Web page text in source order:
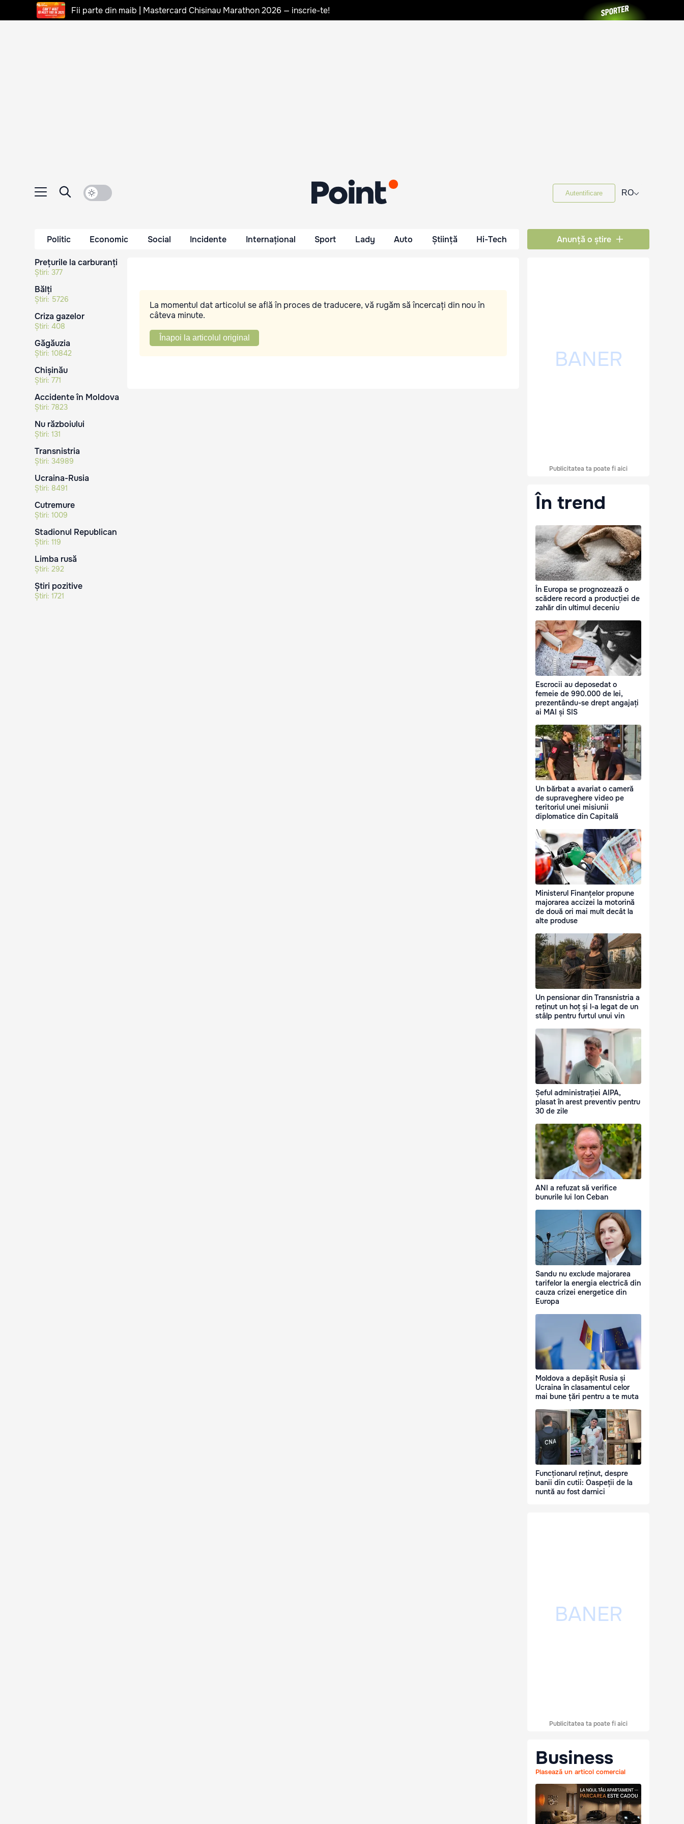
Fii parte din maib | Mastercard Chisinau Marathon 2026 — inscrie-te!
Autentificare RO⌵
Politic Economic Social Incidente Internațional Sport Lady Auto Știință Hi-Tech Anunță o știre
Prețurile la carburanți
Știri: 377
Bălți
Știri: 5726
Criza gazelor
Știri: 408
Găgăuzia
Știri: 10842
Chișinău
Știri: 771
Accidente în Moldova
Știri: 7823
Nu războiului
Știri: 131
Transnistria
Știri: 34989
Ucraina-Rusia
Știri: 8491
Cutremure
Știri: 1009
Stadionul Republican
Știri: 119
Limba rusă
Știri: 292
Știri pozitive
Știri: 1721
La momentul dat articolul se află în proces de traducere, vă rugăm să încercați din nou în
câteva minute.
Înapoi la articolul original
Publicitatea ta poate fi aici
În trend
În Europa se prognozează o
scădere record a producției de
zahăr din ultimul deceniu
Escrocii au deposedat o
femeie de 990.000 de lei,
prezentându-se drept angajați
ai MAI și SIS
Un bărbat a avariat o cameră
de supraveghere video pe
teritoriul unei misiunii
diplomatice din Capitală
Ministerul Finanțelor propune
majorarea accizei la motorină
de două ori mai mult decât la
alte produse
Un pensionar din Transnistria a
reținut un hoț și l-a legat de un
stâlp pentru furtul unui vin
Șeful administrației AIPA,
plasat în arest preventiv pentru
30 de zile
ANI a refuzat să verifice
bunurile lui Ion Ceban
Sandu nu exclude majorarea
tarifelor la energia electrică din
cauza crizei energetice din
Europa
Moldova a depășit Rusia și
Ucraina în clasamentul celor
mai bune țări pentru a te muta
Funcționarul reținut, despre
banii din cutii: Oaspeții de la
nuntă au fost darnici
Publicitatea ta poate fi aici
Business
Plasează un articol comercial